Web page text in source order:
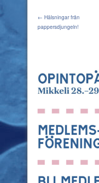
← Hälsningar från
pappersdjungeln!